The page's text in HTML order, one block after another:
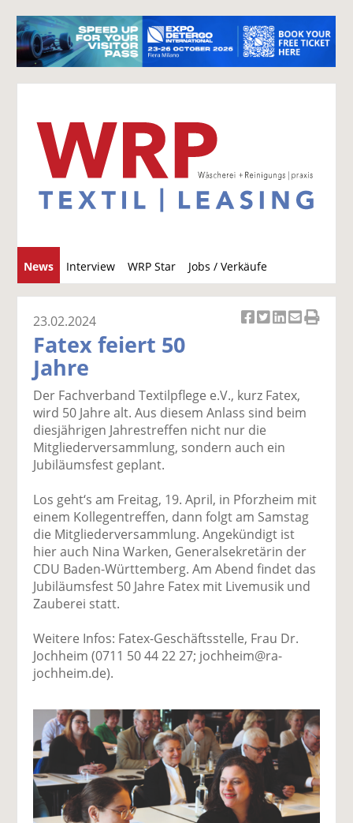
News Interview WRP Star Jobs / Verkäufe
u
c
a
uf
F
ac
b
o
o
k
te
il
e
el
t
wi
tt
er
el
a
uf
Li
n
e
di
n
te
il
e
n
p
er
v
er
se
n
d
e
ru
23.02.2024
Fatex feiert 50
Jahre
Der Fachverband Textilpflege e.V., kurz Fatex,
wird 50 Jahre alt. Aus diesem Anlass sind beim
diesjährigen Jahrestreffen nicht nur die
Mitgliederversammlung, sondern auch ein
Jubiläumsfest geplant.
Los geht‘s am Freitag, 19. April, in Pforzheim mit
einem Kollegentreffen, dann folgt am Samstag
die Mitgliederversammlung. Angekündigt ist
hier auch Nina Warken, Generalsekretärin der
CDU Baden-Württemberg. Am Abend findet das
Jubiläumsfest 50 Jahre Fatex mit Livemusik und
Zauberei statt.
Weitere Infos: Fatex-Geschäftsstelle, Frau Dr.
Jochheim (0711 50 44 22 27; jochheim@ra-
jochheim.de).